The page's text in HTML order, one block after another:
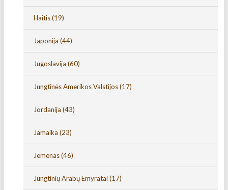
Haitis(19)
Japonija (44)
Jugoslavija (60)
Jungtinės Amerikos Valstijos(17)
Jordanija (43)
Jamaika (23)
Jemenas(46)
Jungtinių Arabų Emyratai(17)